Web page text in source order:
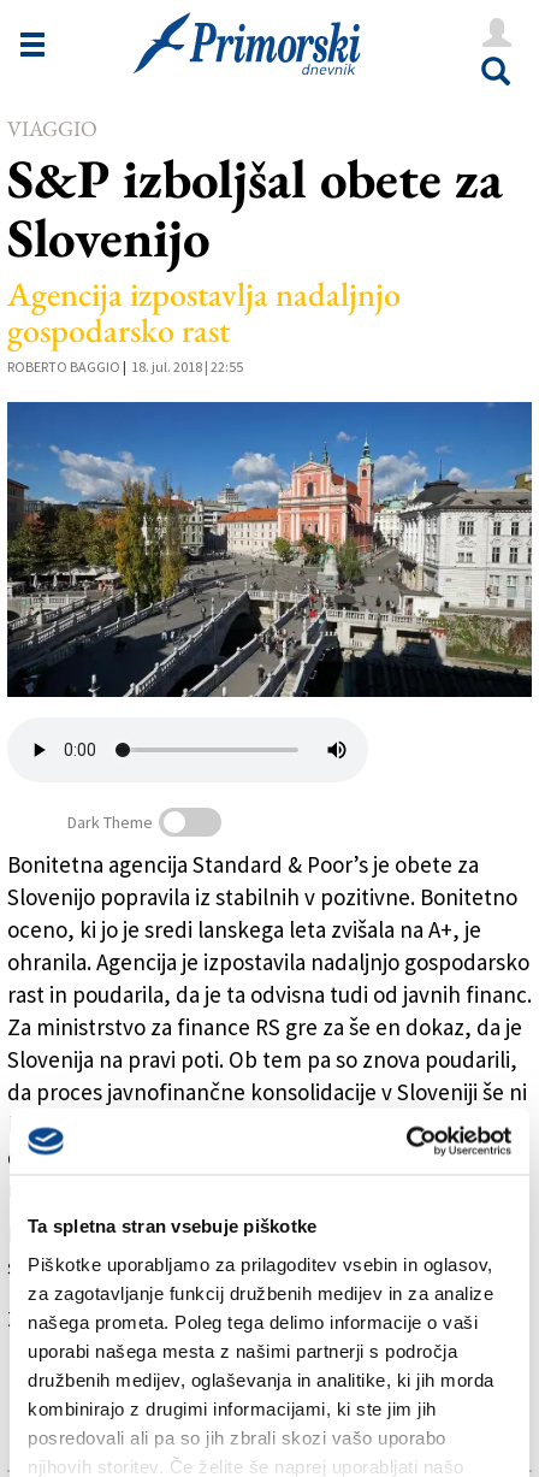
Ta spletna stran vsebuje piškotke
Piškotke uporabljamo za prilagoditev vsebin in oglasov,
za zagotavljanje funkcij družbenih medijev in za analize
našega prometa. Poleg tega delimo informacije o vaši
uporabi našega mesta z našimi partnerji s področja
družbenih medijev, oglaševanja in analitike, ki jih morda
kombinirajo z drugimi informacijami, ki ste jim jih
posredovali ali pa so jih zbrali skozi vašo uporabo
njihovih storitev. Če želite še naprej uporabljati našo
Novice
Goriška
Kultura
Šport
Še
Vreme
Uredništvo
Oglasi
Založnik
Zadruga PD
Naročnine
VIAGGIO
S&P izboljšal obete za
Slovenijo
Agencija izpostavlja nadaljnjo
gospodarsko rast
ROBERTO BAGGIO | 18. jul. 2018 | 22:55
Ljubljana
Dark Theme
Bonitetna agencija Standard & Poor’s je obete za
Slovenijo popravila iz stabilnih v pozitivne. Bonitetno
oceno, ki jo je sredi lanskega leta zvišala na A+, je
ohranila. Agencija je izpostavila nadaljnjo gospodarsko
rast in poudarila, da je ta odvisna tudi od javnih financ.
Za ministrstvo za finance RS gre za še en dokaz, da je
Slovenija na pravi poti. Ob tem pa so znova poudarili,
da proces javnofinančne konsolidacije v Sloveniji še ni
končan in da je potrebno v dobrih časih ustvariti
dovolj rezerve za blaženje negativnih učinkov
Bonitetna ocena Italije je, kot je znano, BBB, obeti pa
so stabilni.
Za branje in pisanje komentarjevje potrebna prijava